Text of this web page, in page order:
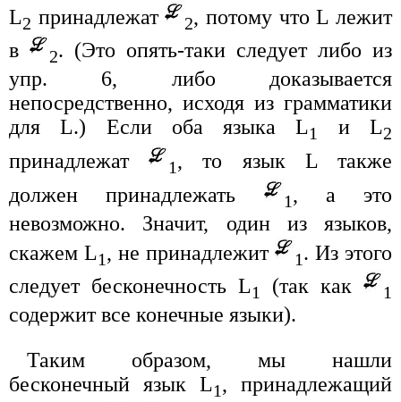
L2 принадлежат 2, потому что L лежит
в
2. (Это опять-таки следует либо из
упр. 6, либо доказывается
непосредственно, исходя из грамматики
для L.) Если оба языка L1 и L2
принадлежат 1, то язык L также
должен принадлежать
1, а это
невозможно. Значит, один из языков,
скажем L1, не принадлежит 1. Из этого
следует бесконечность L1 (так как 1
содержит все конечные языки).
Таким образом, мы нашли
бесконечный язык L1, принадлежащий